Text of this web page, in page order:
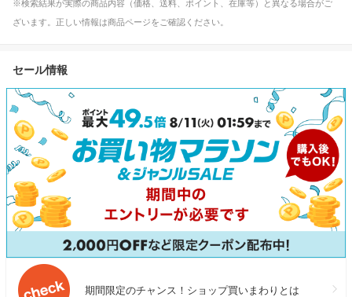
※検索結果が実際の商品内容（価格、送料、ポイント、在庫等）と異なる場合がご
ざいます。正しい情報は商品ページをご確認ください。
セール情報
期間限定のチャンス！ショップ買いまわりとは